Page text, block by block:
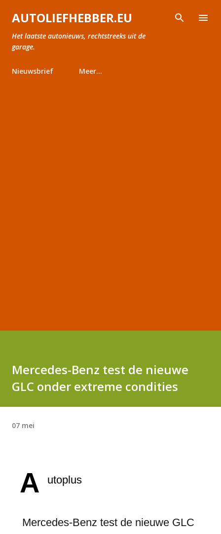
Doorgaan naar hoofdcontent
AUTOLIEFHEBBER.EU
Het laatste autonieuws, rechtstreeks uit de
garage.
Nieuwsbrief Meer…
Mercedes-Benz test de nieuwe
GLC onder extreme condities
07 mei
A utoplus
Mercedes-Benz test de nieuwe GLC